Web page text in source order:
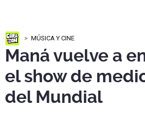
MÚSICA Y CINE
Maná vuelve a
el show de
del Mundial